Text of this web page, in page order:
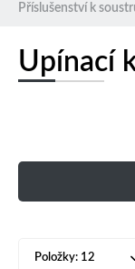
Příslušenství k
Upínací
Položky: 12